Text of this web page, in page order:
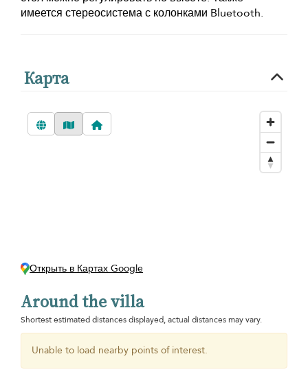
имеется стереосистема с колонками Bluetooth.
Карта
Открыть в Картах Google
Around the villa
Shortest estimated distances displayed, actual distances may vary.
Unable to load nearby points of interest.